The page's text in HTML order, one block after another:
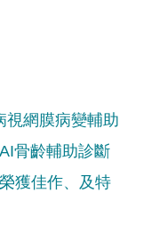
視網膜病變輔助
骨齡輔助診斷
獲佳作、及特